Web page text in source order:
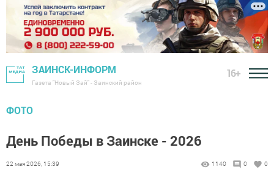
ЗАИНСК-ИНФОРМ
Газета "Новый Зай" - Заинский район
16+
ФОТО
День Победы в Заинске - 2026
22 мая 2026, 15:39 1140 0 0